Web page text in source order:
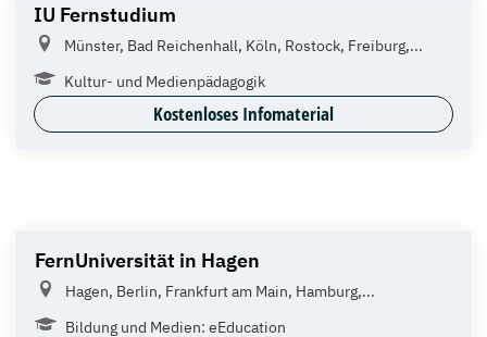
IU Fernstudium
Münster, Bad Reichenhall, Köln, Rostock, Freiburg,...
Kultur- und Medienpädagogik
Kostenloses Infomaterial
FernUniversität in Hagen
Hagen, Berlin, Frankfurt am Main, Hamburg,...
Bildung und Medien: eEducation